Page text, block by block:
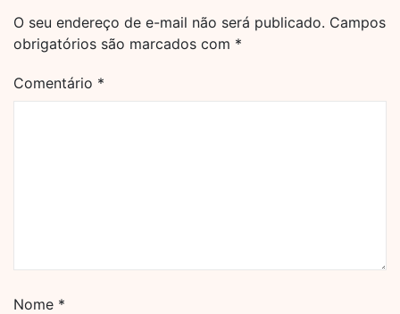
O seu endereço de e-mail não será publicado. Campos
obrigatórios são marcados com *
Comentário *
Nome *